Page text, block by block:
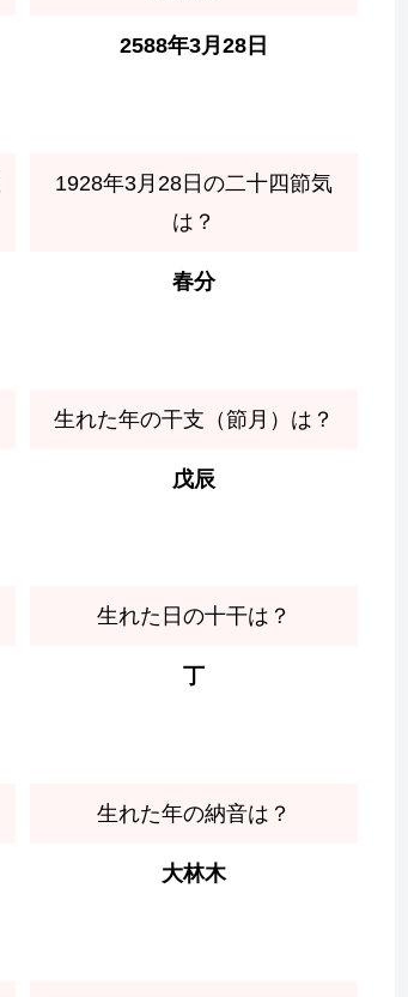
2588年3月28日
1928年3月28日の二十四節気
は？
春分
生れた年の干支（節月）は？
戊辰
生れた日の十干は？
丁
生れた年の納音は？
大林木